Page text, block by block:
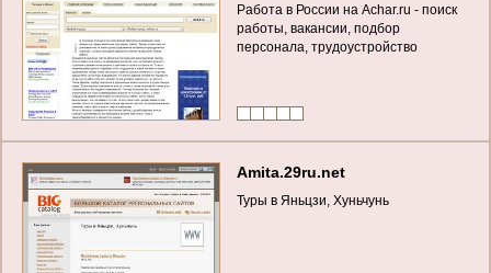
Работа в России на Achar.ru - поиск
работы, вакансии, подбор
персонала, трудоустройство
Amita.29ru.net
Туры в Яньцзи, Хуньчунь